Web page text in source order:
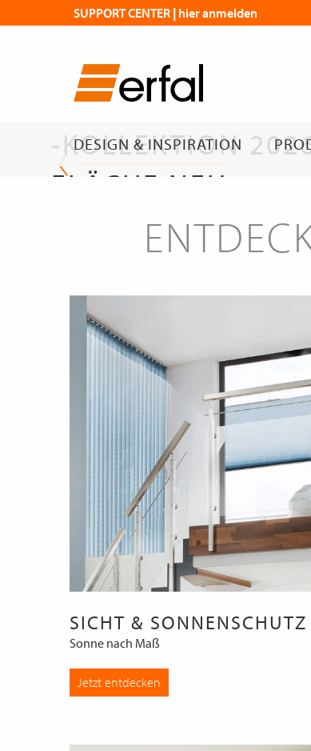
DESIGN & INSPIRATION
SUPPORT CENTER | hier anmelden
DIE NEUE
FLÄCHENVORHANG
-KOLLEKTION
FLÄCHE NEU
GEDACHT
erfal Magazin | Flächen mit Wirkung
SICHT & SONNENSCHUTZ
Sonne nach Maß
Jetzt entdecken